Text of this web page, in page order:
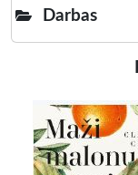
Darbas